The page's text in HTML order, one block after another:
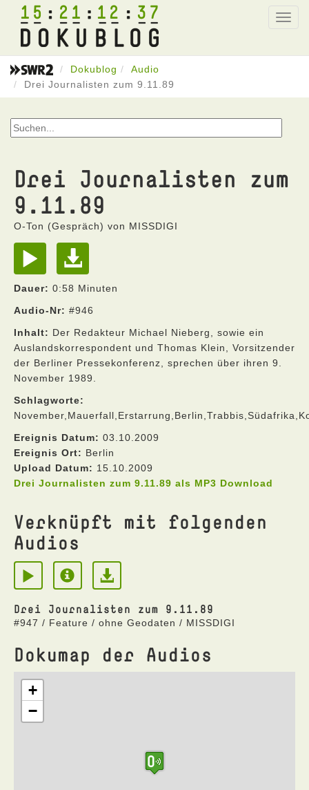
15 21 12 37
Dokublog
Audio
Drei Journalisten zum 9.11.89
Drei Journalisten zum
9.11.89
O-Ton (Gespräch) von MISSDIGI
Dauer: 0:58 Minuten
Audio-Nr: #946
Inhalt: Der Redakteur Michael Nieberg, sowie ein
Auslandskorrespondent und Thomas Klein, Vorsitzender
der Berliner Pressekonferenz, sprechen über ihren 9.
November 1989.
Schlagworte:
Ereignis Datum: 03.10.2009
Ereignis Ort: Berlin
Upload Datum: 15.10.2009
Drei Journalisten zum 9.11.89 als MP3 Download
Verknüpft mit folgenden
Audios
Drei Journalisten zum 9.11.89
#947 / Feature / ohne Geodaten / MISSDIGI
Dokumap der Audios